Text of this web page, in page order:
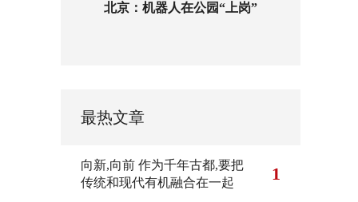
北京：机器人在公园“上岗”
最热文章
向新,向前 作为千年古都,要把
传统和现代有机融合在一起
1